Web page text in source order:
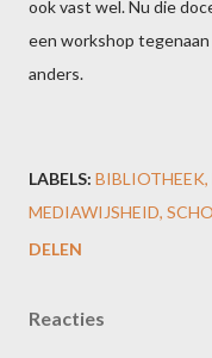
ook vast wel. Nu die
een workshop
anders.
LABELS: BIBLIOTHEEK
MEDIAWIJSHEID
DELEN
Reacties